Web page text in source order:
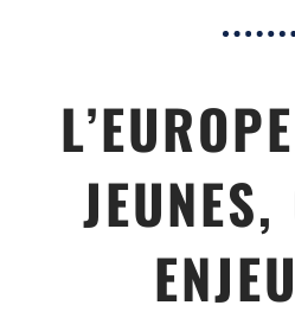
JEUNES,